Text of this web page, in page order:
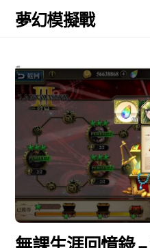
Skip
夢幻模擬戰